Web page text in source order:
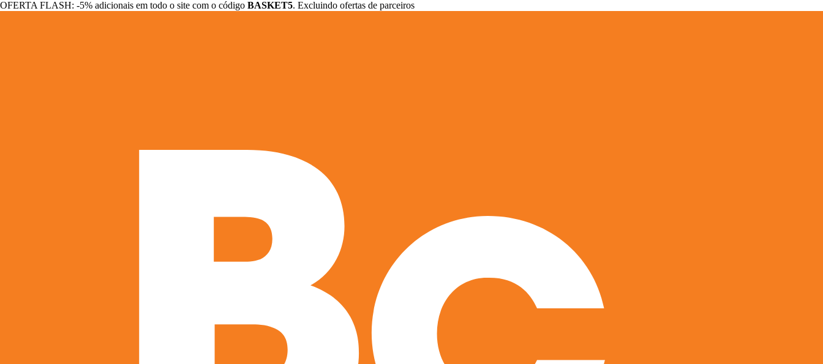
OFERTA FLASH: -5% adicionais em todo o site com o código BASKET5. Excluindo ofertas de parceiros